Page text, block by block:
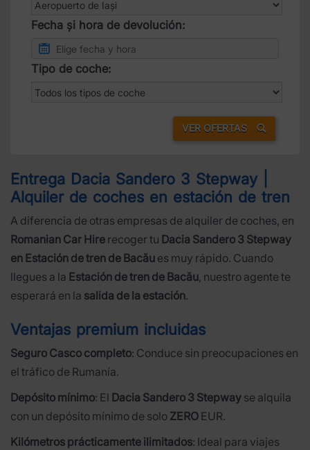
Fecha și hora de devolución:
Tipo de coche:
VER OFERTAS
Entrega Dacia Sandero 3 Stepway |
Alquiler de coches en estación de tren
A diferencia de otras empresas de alquiler de coches, en
Romanian Car Hire recoger tu Dacia Sandero 3 Stepway
en Estación de tren de Bacău es muy rápido. Cuando
llegues a la Estación de tren de Bacău, nuestro agente te
esperará en la salida de la estación.
Ventajas premium incluidas
Seguro Casco completo: Conduce sin preocupaciones en
el tráfico de Rumanía.
Depósito mínimo: El Dacia Sandero 3 Stepway se alquila
con un depósito mínimo de solo ZERO EUR.
Kilómetros prácticamente ilimitados: Ideal para viajes